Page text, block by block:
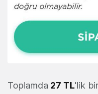
Toplamda 27 TL'lik